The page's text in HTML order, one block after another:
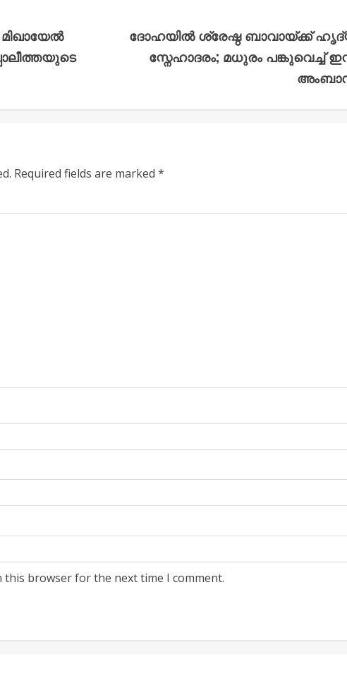
ദോഹയിൽ ശ്രേഷ്ഠ ബാവായ്ക്ക്
സ്നേഹാദരം; മധുരം പങ്കുവെച്ച്
Required fields are marked *
this browser for the next time I comment.